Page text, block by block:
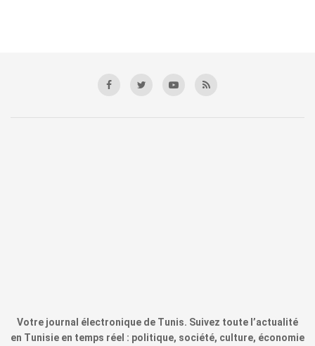
Votre journal électronique de Tunis. Suivez toute l’actualité
en Tunisie en temps réel : politique, société, culture, économie